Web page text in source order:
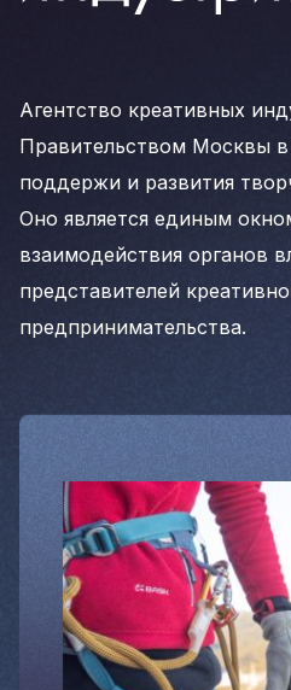
IP Stories
О нас
Календарь
Рубрики
Интеллектуальная
и креативные индустрии
Дизайн и мода
Реклама и маркетинг
Архитектура и
Наука и технологии
Медиа
Образование
Издательское дело
Музыка
Музеи
Агентство креативных
Правительством Москвы в
поддержи и развития
Оно является единым
взаимодействия органов
представителей
предпринимательства.